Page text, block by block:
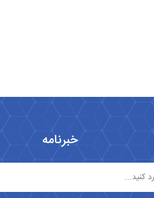
خبرنامه